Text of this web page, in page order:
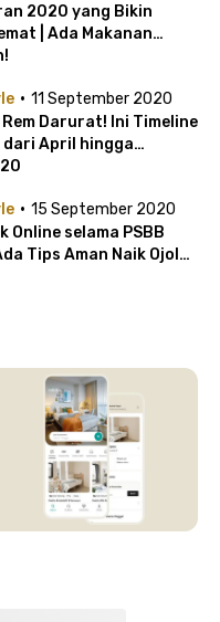
2020 yang Bikin
| Ada Makanan
· 11 September 2020
Darurat! Ini Timeline
dari April hingga
· 15 September 2020
Online selama PSBB
Tips Aman Naik Ojol